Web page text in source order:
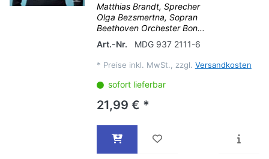
Matthias Brandt, Sprecher
Olga Bezsmertna, Sopran
Beethoven Orchester Bon...
Art.-Nr.
MDG 937 2111-6
* Preise inkl. MwSt., zzgl. Versandkosten
sofort lieferbar
21,99 € *